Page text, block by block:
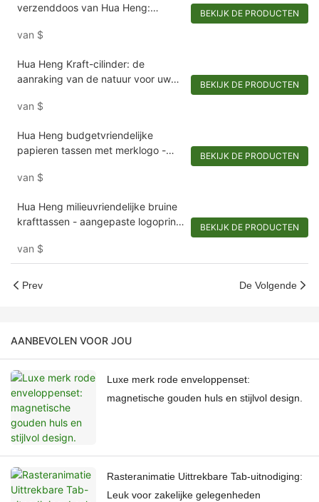
verzenddoos van Hua Heng:
luxe uitstraling
van $
BEKIJK DE PRODUCTEN
Hua Heng Kraft-cilinder: de
aanraking van de natuur voor uw
van $
BEKIJK DE PRODUCTEN
Hua Heng budgetvriendelijke
papieren tassen met merklogo -
handvatten
van $
BEKIJK DE PRODUCTEN
Hua Heng milieuvriendelijke bruine
krafttassen - aangepaste logoprint
van $
BEKIJK DE PRODUCTEN
Prev De Volgende
AANBEVOLEN VOOR JOU
Luxe merk rode enveloppenset:
magnetische gouden huls en stijlvol design.
Rasteranimatie Uittrekbare Tab-uitnodiging:
Leuk voor zakelijke gelegenheden